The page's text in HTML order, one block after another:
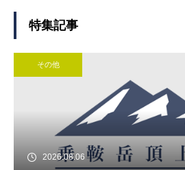
特集記事
その他
2026.08.06